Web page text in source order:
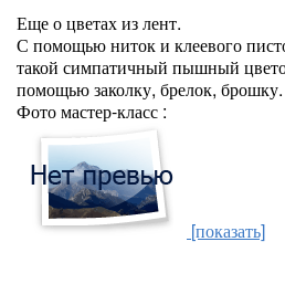
Еще о цветах из лент.
С помощью ниток и клеевого
такой симпатичный пышный
помощью заколку, брелок, брошку.
Фото мастер-класс :
[показать]